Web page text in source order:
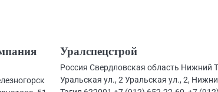
Уралспецстрой
Россия Свердловская область Нижний
Уральская ул., 2 Уральская ул., 2,